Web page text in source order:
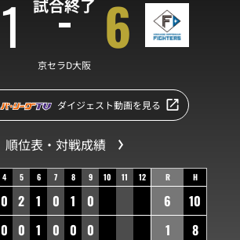
試合終了
1 6
京セラD大阪
ダイジェスト動画を見る
順位表・対戦成績
4 5 6 7 8 9 10 11 12
0 2 1 0 1
0
0 0 1 0 0 0
R H
6
10
1
8